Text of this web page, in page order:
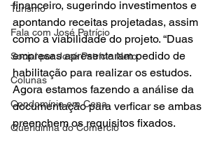
Turismo
Fala com José Patrício
Social por José Patrício Neto
Colunas
Condomínio em Cena
Queridinha do Comércio
financeiro, sugerindo investimentos e
apontando receitas projetadas, assim
como a viabilidade do projeto. “Duas
empresas apresentaram pedido de
habilitação para realizar os estudos.
Agora estamos fazendo a análise da
documentação para verficar se ambas
preenchem os requisitos fixados.